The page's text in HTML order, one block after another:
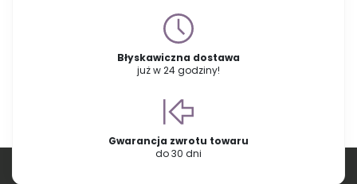
Błyskawiczna dostawa
już w 24 godziny!
Gwarancja zwrotu towaru
do 30 dni